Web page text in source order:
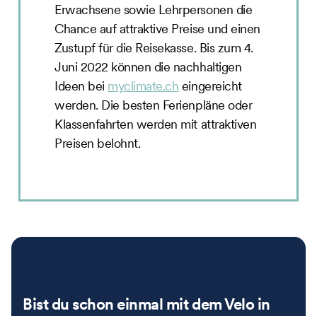
Erwachsene sowie Lehrpersonen die
Chance auf attraktive Preise und einen
Zustupf für die Reisekasse. Bis zum 4.
Juni 2022 können die nachhaltigen
Ideen bei myclimate.ch eingereicht
werden. Die besten Ferienpläne oder
Klassenfahrten werden mit attraktiven
Preisen belohnt.
Bist du schon einmal mit dem Velo in